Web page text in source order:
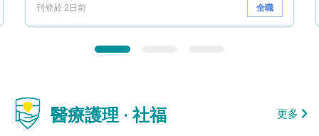
刊登於 2日前 全職
醫療護理 · 社福 更多